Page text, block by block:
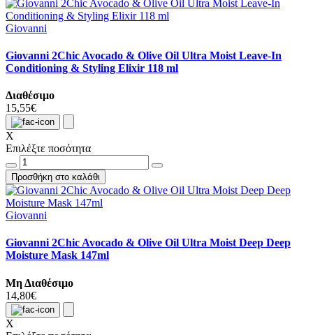
Giovanni
Giovanni 2Chic Avocado & Olive Oil Ultra Moist Leave-In
Conditioning & Styling Elixir 118 ml
Διαθέσιμο
15,55€
X
Επιλέξτε ποσότητα
Προσθήκη στο καλάθι
Giovanni
Giovanni 2Chic Avocado & Olive Oil Ultra Moist Deep Deep
Moisture Mask 147ml
Μη Διαθέσιμο
14,80€
X